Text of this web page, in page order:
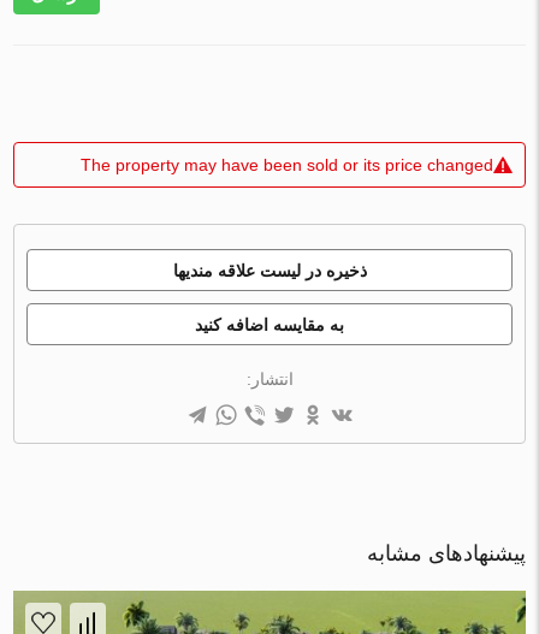
The property may have been sold or its price changed
ذخیره در لیست علاقه مندیها
به مقایسه اضافه کنید
انتشار:
پیشنهادهای مشابه